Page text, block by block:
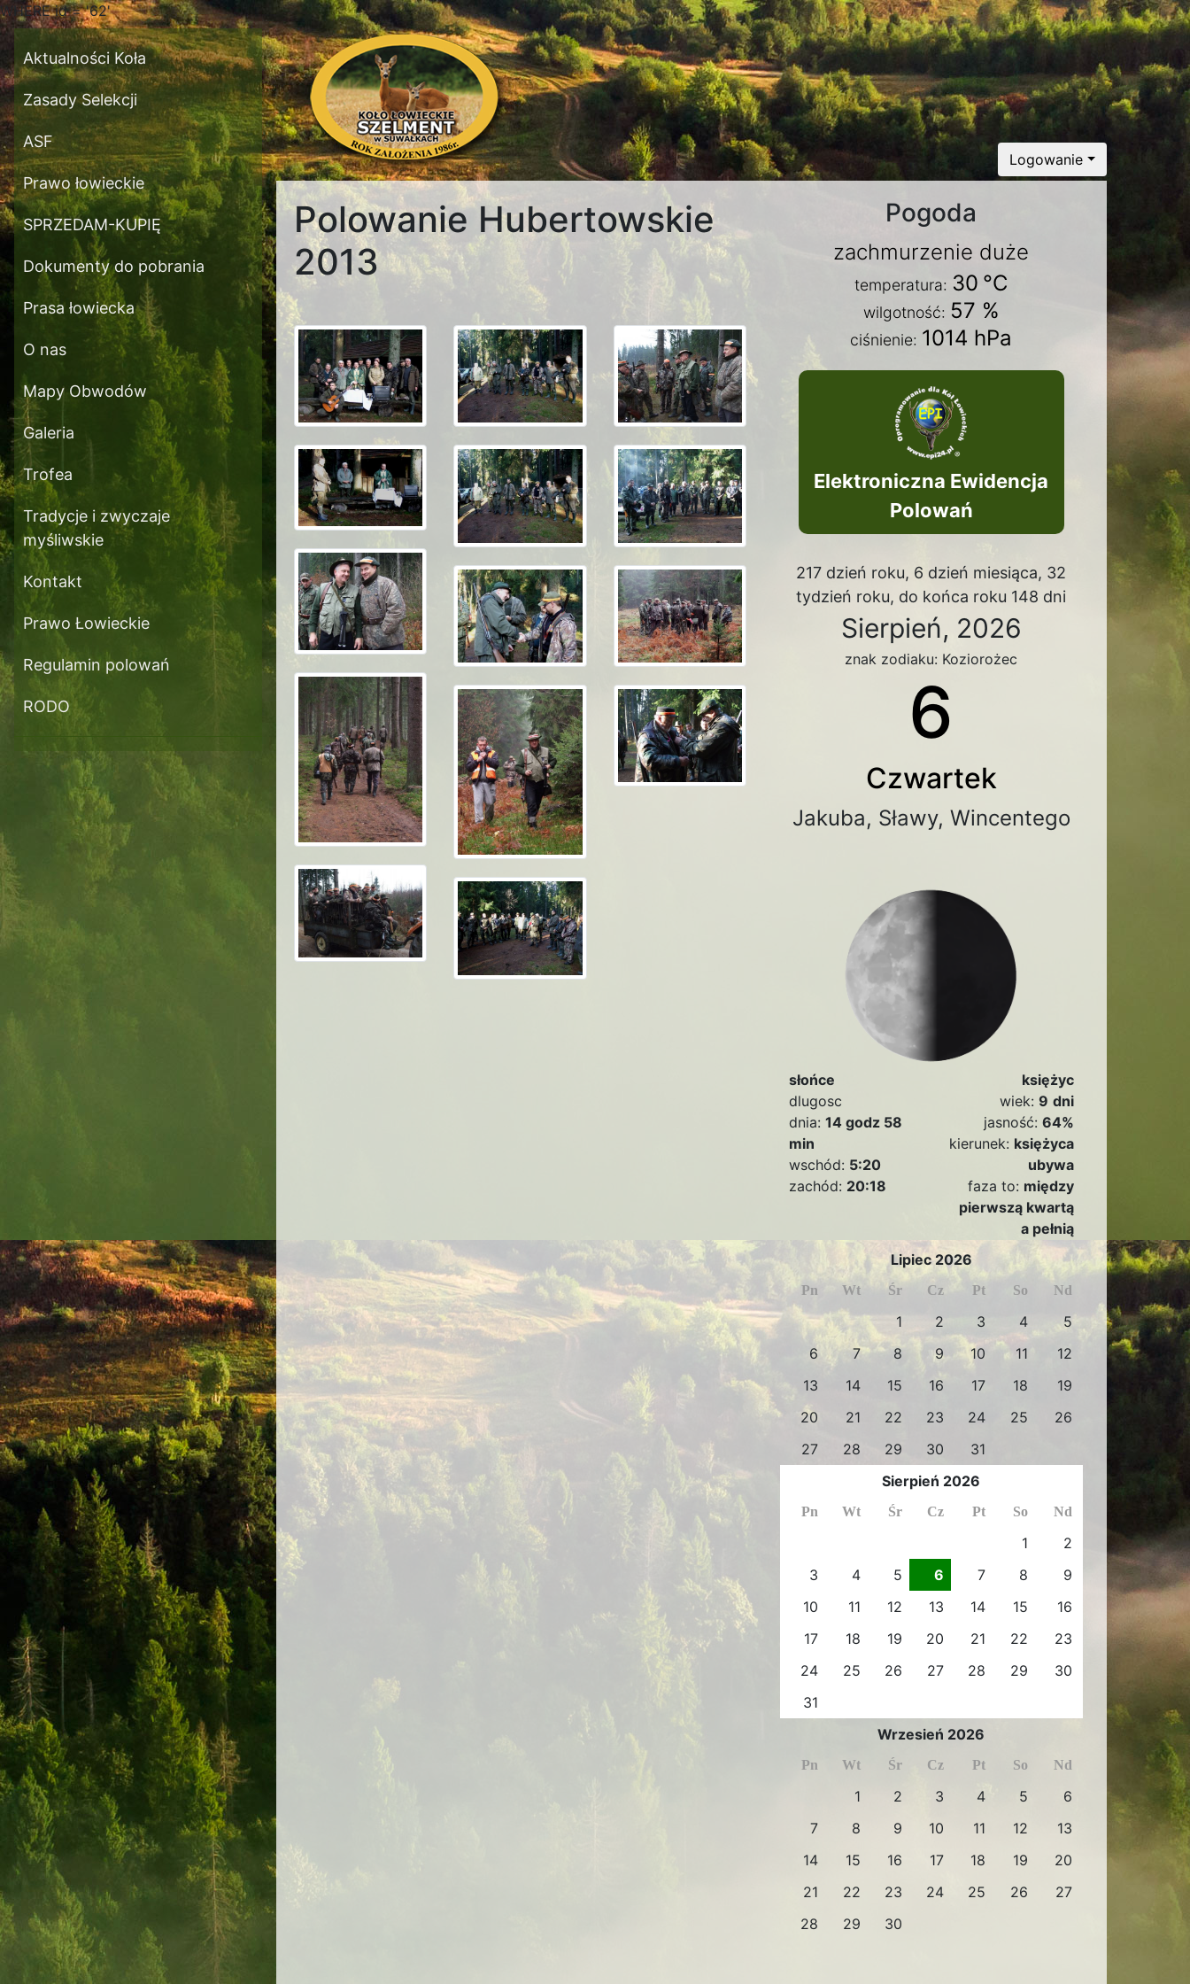
WHERE id = '62'
Logowanie
Aktualności Koła
Zasady Selekcji
ASF
Prawo łowieckie
SPRZEDAM-KUPIĘ
Dokumenty do pobrania
Prasa łowiecka
O nas
Mapy Obwodów
Galeria
Trofea
Tradycje i zwyczaje
myśliwskie
Kontakt
Prawo Łowieckie
Regulamin polowań
RODO
Polowanie Hubertowskie
2013
Pogoda
zachmurzenie duże
temperatura: 30 °C
wilgotność: 57 %
ciśnienie: 1014 hPa
Elektroniczna Ewidencja
Polowań
217 dzień roku, 6 dzień miesiąca, 32
tydzień roku, do końca roku 148 dni
Sierpień, 2026
znak zodiaku: Koziorożec
6
Czwartek
Jakuba, Sławy, Wincentego
słońce
dlugosc
dnia: 14 godz 58
min
wschód: 5:20
zachód: 20:18
księżyc
wiek: 9 dni
jasność: 64%
kierunek: księżyca
ubywa
faza to: między
pierwszą kwartą
a pełnią
Lipiec 2026
Pn Wt Śr Cz Pt So Nd
1 2 3 4
5
6
7 8 9 10 11
12
13
14 15 16 17 18
19
20
21 22 23 24 25
26
27
28 29 30
31
Sierpień 2026
Pn Wt Śr Cz Pt So Nd
1
2
3
4 5 6 7 8
9
10
11 12 13 14 15
16
17
18 19 20 21 22
23
24
25 26 27 28 29
30
31
Wrzesień 2026
Pn Wt Śr Cz Pt So Nd
1 2 3 4 5
6
7
8 9 10 11 12
13
14
15 16 17 18 19
20
21
22 23 24 25 26
27
28
29 30